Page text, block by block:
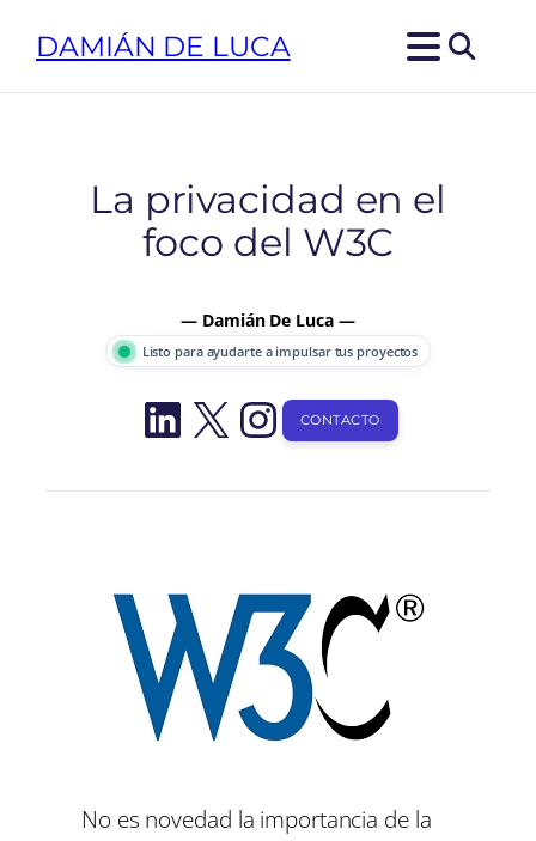
DAMIÁN DE LUCA
La privacidad en el
foco del W3C
— Damián De Luca —
Listo para ayudarte a impulsar tus proyectos
LinkedIn
X Instagram
CONTACTO
No es novedad la importancia de la